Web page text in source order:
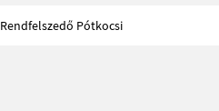
Rendfelszedő Pótkocsi